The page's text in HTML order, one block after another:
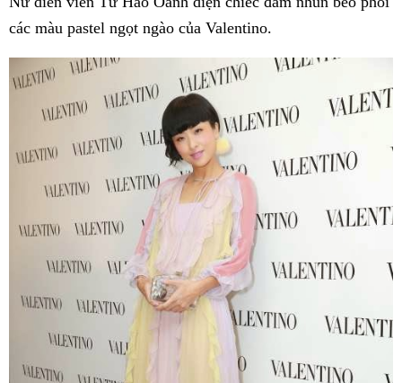
các màu pastel ngọt ngào của Valentino.